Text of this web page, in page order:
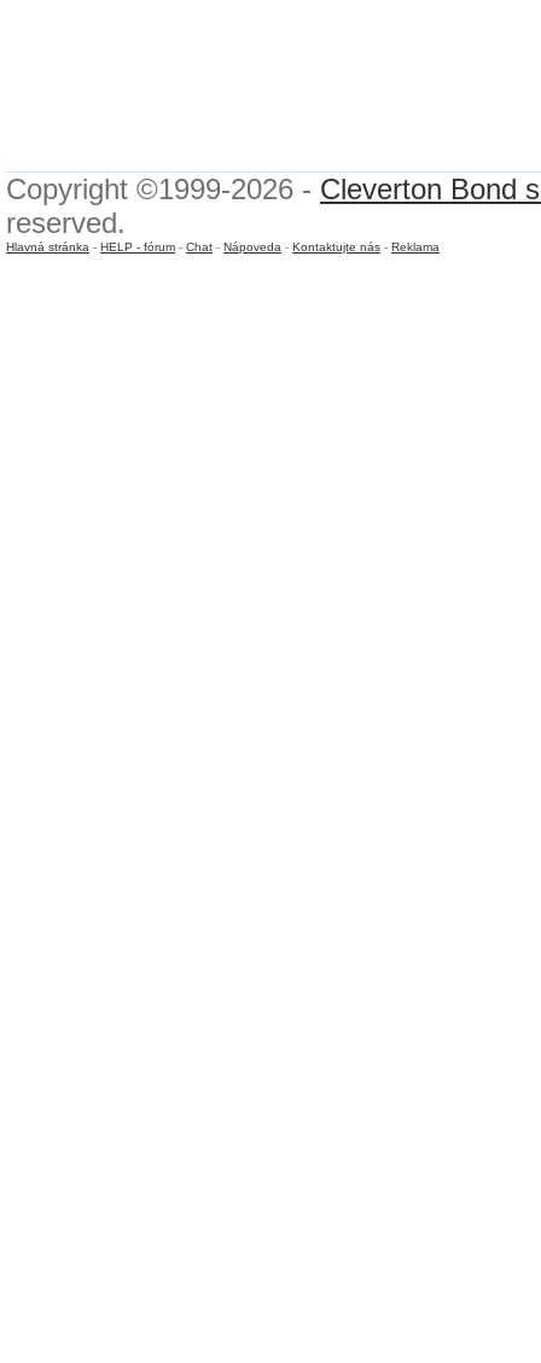
Copyright ©1999-2026 - Cleverton Bond
reserved.
Hlavná stránka - HELP - fórum - Chat - Nápoveda - Kontaktujte nás - Reklama